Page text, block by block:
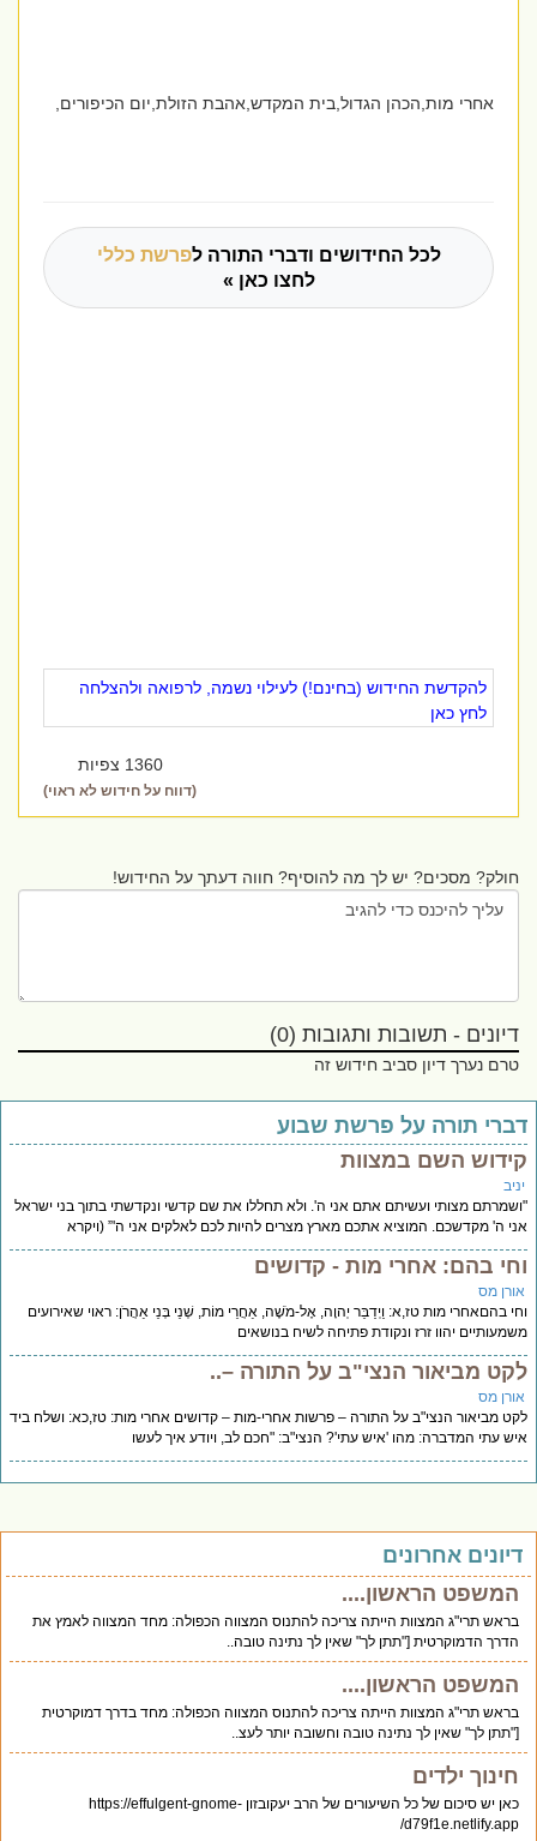
אחרי מות,הכהן הגדול,בית המקדש,אהבת הזולת,יום הכיפורים,
לכל החידושים ודברי התורה לפרשת כללי
לחצו כאן »
להקדשת החידוש (בחינם!) לעילוי נשמה, לרפואה ולהצלחה
לחץ כאן
1360 צפיות
(דווח על חידוש לא ראוי)
חולק? מסכים? יש לך מה להוסיף? חווה דעתך על החידוש!
דיונים - תשובות ותגובות (0)
טרם נערך דיון סביב חידוש זה
תורה על פרשת שבוע
השם במצוות
מצותי ועשיתם אתם אני ה'. ולא תחללו את שם קדשי ונקדשתי בתוך בני ישראל
ה' מקדשכם. המוציא אתכם מארץ מצרים להיות לכם לאלקים אני ה'” (ויקרא
בהם: אחרי מות - קדושים
מס
בהםאחרי מות טז,א: וַיְדַבֵּר יְהוָה, אֶל-מֹשֶׁה, אַחֲרֵי מוֹת, שְׁנֵי בְּנֵי אַהֲרֹן: ראוי שאירועים
יהוו זרז ונקודת פתיחה לשיח בנושאים
מביאור הנצי"ב על התורה –..
מס
מביאור הנצי"ב על התורה – פרשות אחרי-מות – קדושים אחרי מות: טז,כא: ושלח ביד
עתי המדברה: מהו 'איש עתי'? הנצי"ב: "חכם לב, ויודע איך לעשו
אחרונים
המשפט הראשון....
בראש תרי"ג המצוות הייתה צריכה להתנוס המצווה הכפולה: מחד המצווה לאמץ את
הדרך הדמוקרטית ["תתן לך" שאין לך נתינה טובה..
המשפט הראשון....
בראש תרי"ג המצוות הייתה צריכה להתנוס המצווה הכפולה: מחד בדרך דמוקרטית
["תתן לך" שאין לך נתינה טובה וחשובה יותר לעצ..
חינוך ילדים
כאן יש סיכום של כל השיעורים של הרב יעקובזון https://effulgent-gnome-
d79f1e.netlify.app/